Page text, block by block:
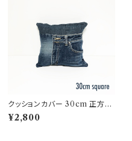
クッションカバー 30cm 正方形
リメイクデニム ジーンズリメイ
ク
¥2,800